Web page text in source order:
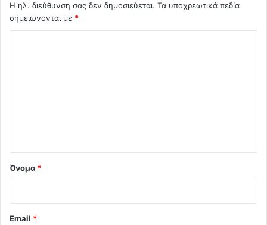
Η ηλ. διεύθυνση σας δεν δημοσιεύεται. Τα υποχρεωτικά πεδία
σημειώνονται με *
Όνομα *
Email *